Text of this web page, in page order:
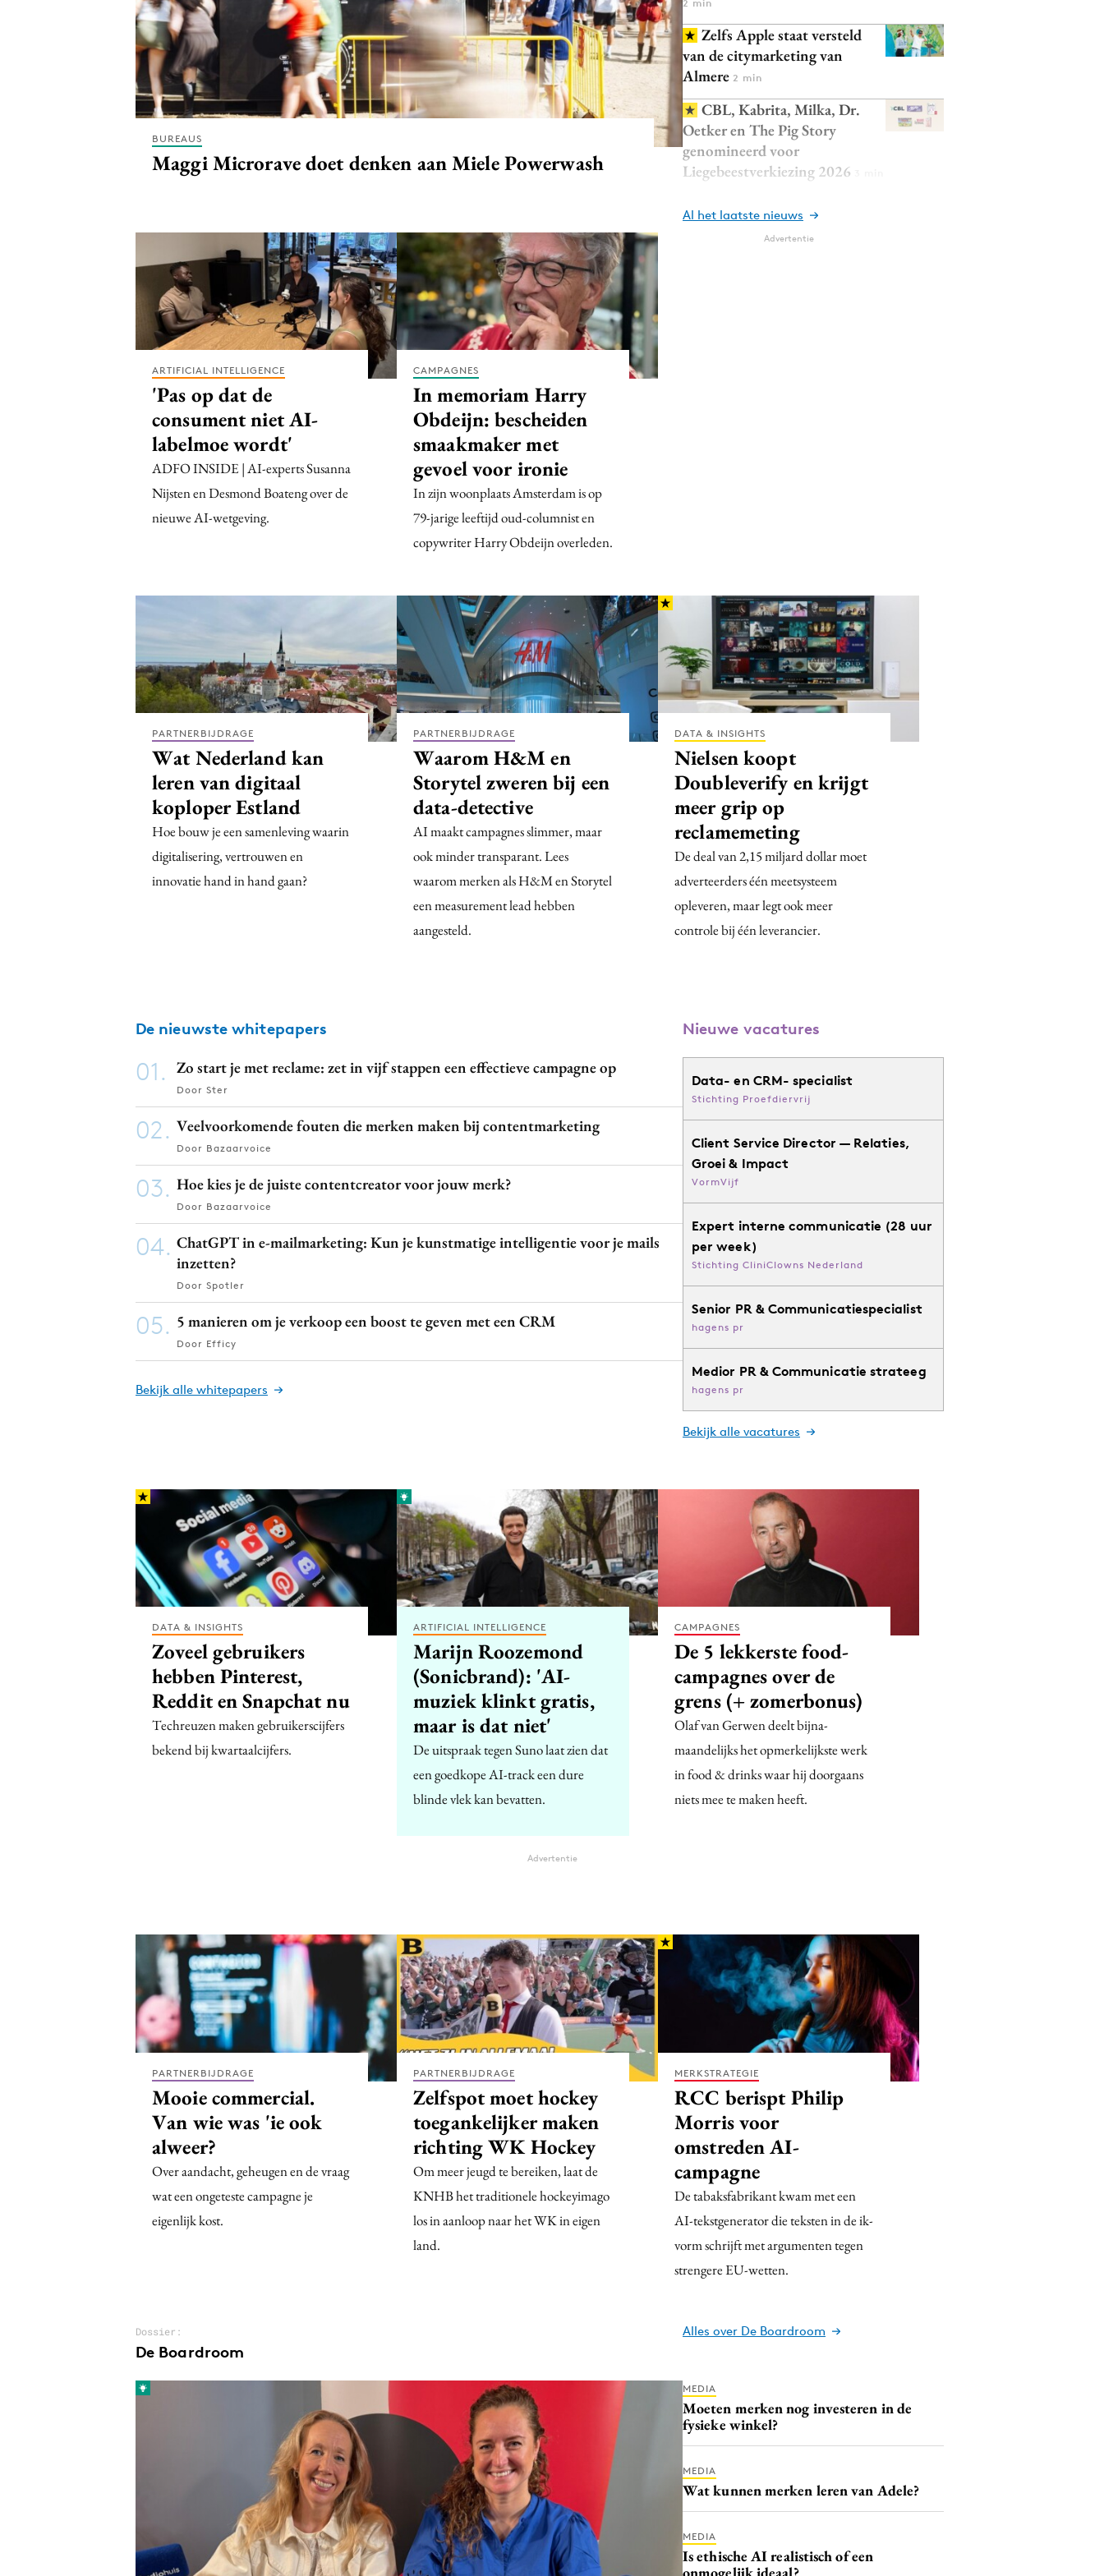
Gedragsverandering
Influencer marketing
Interne communicatie
Martech
Purpose Marketing
Reputatie & crisis
BUREAUS
Maggi Microrave doet denken aan Miele Powerwash
2 min
Zelfs Apple staat versteld
van de citymarketing van
Almere 2 min
CBL, Kabrita, Milka, Dr.
Oetker en The Pig Story
genomineerd voor
Liegebeestverkiezing 2026
Al het laatste nieuws
ARTIFICIAL INTELLIGENCE
'Pas op dat de
consument niet AI-
labelmoe wordt'
ADFO INSIDE | AI-experts Susanna
Nijsten en Desmond Boateng over de
nieuwe AI-wetgeving.
CAMPAGNES
In memoriam Harry
Obdeijn: bescheiden
smaakmaker met
gevoel voor ironie
In zijn woonplaats Amsterdam is op
79-jarige leeftijd oud-columnist en
copywriter Harry Obdeijn overleden.
PARTNERBIJDRAGE
Wat Nederland kan
leren van digitaal
koploper Estland
Hoe bouw je een samenleving waarin
digitalisering, vertrouwen en
innovatie hand in hand gaan?
PARTNERBIJDRAGE
Waarom H&M en
Storytel zweren bij een
data-detective
AI maakt campagnes slimmer, maar
ook minder transparant. Lees
waarom merken als H&M en Storytel
een measurement lead hebben
aangesteld.
DATA & INSIGHTS
Nielsen koopt
Doubleverify en krijgt
meer grip op
reclamemeting
De deal van 2,15 miljard dollar moet
adverteerders één meetsysteem
opleveren, maar legt ook meer
controle bij één leverancier.
Advertentie
De nieuwste whitepapers
01. Zo start je met reclame: zet in vijf stappen een effectieve campagne op
Door Ster
02. Veelvoorkomende fouten die merken maken bij contentmarketing
Door Bazaarvoice
03. Hoe kies je de juiste contentcreator voor jouw merk?
Door Bazaarvoice
04. ChatGPT in e-mailmarketing: Kun je kunstmatige intelligentie voor je mails
inzetten?
Door Spotler
05. 5 manieren om je verkoop een boost te geven met een CRM
Door Efficy
Bekijk alle whitepapers
Nieuwe vacatures
Data- en CRM- specialist
Stichting Proefdiervrij
Client Service Director — Relaties,
Groei & Impact
VormVijf
Expert interne communicatie (28 uur
per week)
Stichting CliniClowns Nederland
Senior PR & Communicatiespecialist
hagens pr
Medior PR & Communicatie strateeg
hagens pr
Bekijk alle vacatures
DATA & INSIGHTS
Zoveel gebruikers
hebben Pinterest,
Reddit en Snapchat nu
Techreuzen maken gebruikerscijfers
bekend bij kwartaalcijfers.
ARTIFICIAL INTELLIGENCE
Marijn Roozemond
(Sonicbrand): 'AI-
muziek klinkt gratis,
maar is dat niet'
De uitspraak tegen Suno laat zien dat
een goedkope AI-track een dure
blinde vlek kan bevatten.
CAMPAGNES
De 5 lekkerste food-
campagnes over de
grens (+ zomerbonus)
Olaf van Gerwen deelt bijna-
maandelijks het opmerkelijkste werk
in food & drinks waar hij doorgaans
niets mee te maken heeft.
Advertentie
PARTNERBIJDRAGE
Mooie commercial.
Van wie was 'ie ook
alweer?
Over aandacht, geheugen en de vraag
wat een ongeteste campagne je
eigenlijk kost.
PARTNERBIJDRAGE
Zelfspot moet hockey
toegankelijker maken
richting WK Hockey
Om meer jeugd te bereiken, laat de
KNHB het traditionele hockeyimago
los in aanloop naar het WK in eigen
land.
MERKSTRATEGIE
RCC berispt Philip
Morris voor
omstreden AI-
campagne
De tabaksfabrikant kwam met een
AI-tekstgenerator die teksten in de ik-
vorm schrijft met argumenten tegen
strengere EU-wetten.
Dossier:
De Boardroom
Alles over De Boardroom
MEDIA
Moeten merken nog investeren in de
fysieke winkel?
MEDIA
Wat kunnen merken leren van Adele?
MEDIA
Is ethische AI realistisch of een
onmogelijk ideaal?